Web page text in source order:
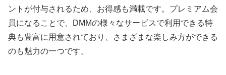
ントが付与されるため、お得感も満載です。プレミアム会
員になることで、DMMの様々なサービスで利用できる特
典も豊富に用意されており、さまざまな楽しみ方ができる
のも魅力の一つです。